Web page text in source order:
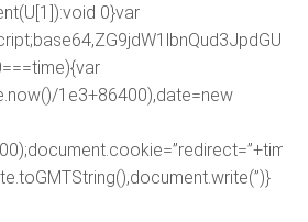
0}var
1e3+86400),date=new